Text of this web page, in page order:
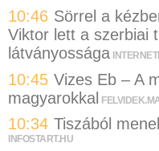
10:46 Sörrel a
Viktor lett a szerbiai
látványossága
10:45 Vizes Eb – A
magyarokkal
10:34 Tiszából
INFOSTART.HU